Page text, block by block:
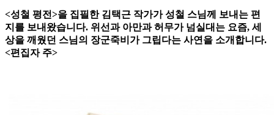
<성철 평전>을 집필한 김택근 작가가 성철 스님께 보내는 편
지를 보내왔습니다. 위선과 아만과 허무가 넘실대는 요즘, 세
상을 깨웠던 스님의 장군죽비가 그립다는 사연을 소개합니다.
<편집자 주>